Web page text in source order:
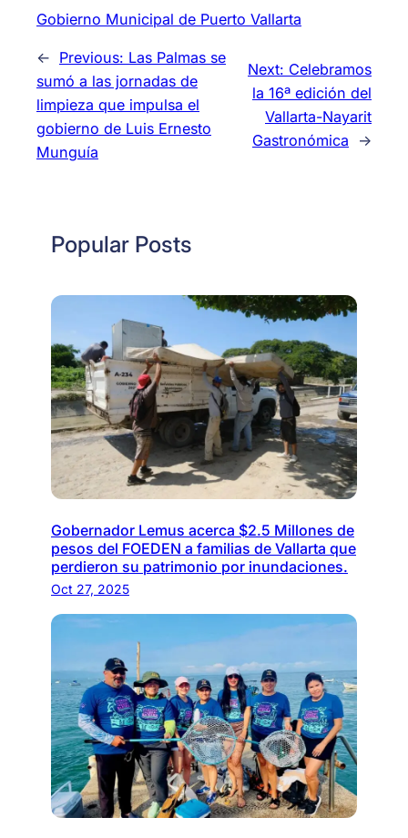
Gobierno Municipal de Puerto Vallarta
← Previous: Las Palmas se
sumó a las jornadas de
limpieza que impulsa el
gobierno de Luis Ernesto
Munguía
Next: Celebramos
la 16ª edición del
Vallarta-Nayarit
Gastronómica
→
Popular Posts
Gobernador Lemus acerca $2.5 Millones de
pesos del FOEDEN a familias de Vallarta que
perdieron su patrimonio por inundaciones.
Oct 27, 2025